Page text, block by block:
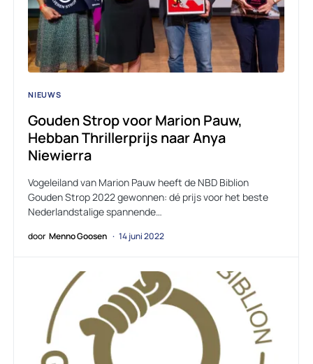
NIEUWS
Gouden Strop voor Marion Pauw,
Hebban Thrillerprijs naar Anya
Niewierra
Vogeleiland van Marion Pauw heeft de NBD Biblion
Gouden Strop 2022 gewonnen: dé prijs voor het beste
Nederlandstalige spannende…
door Menno Goosen 14 juni 2022